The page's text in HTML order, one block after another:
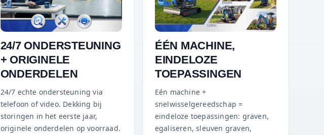
24/7 ONDERSTEUNING
+ ORIGINELE
ONDERDELEN
24/7 echte ondersteuning via
telefoon of video. Dekking bij
storingen in het eerste jaar,
originele onderdelen op voorraad.
ÉÉN MACHINE,
EINDELOZE
TOEPASSINGEN
Eén machine +
snelwisselgereedschap =
eindeloze toepassingen: graven,
egaliseren, sleuven graven,